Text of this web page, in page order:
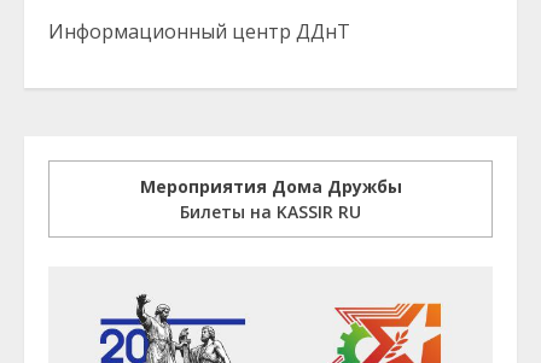
Информационный центр ДДнТ
Мероприятия Дома Дружбы
Билеты на KASSIR RU